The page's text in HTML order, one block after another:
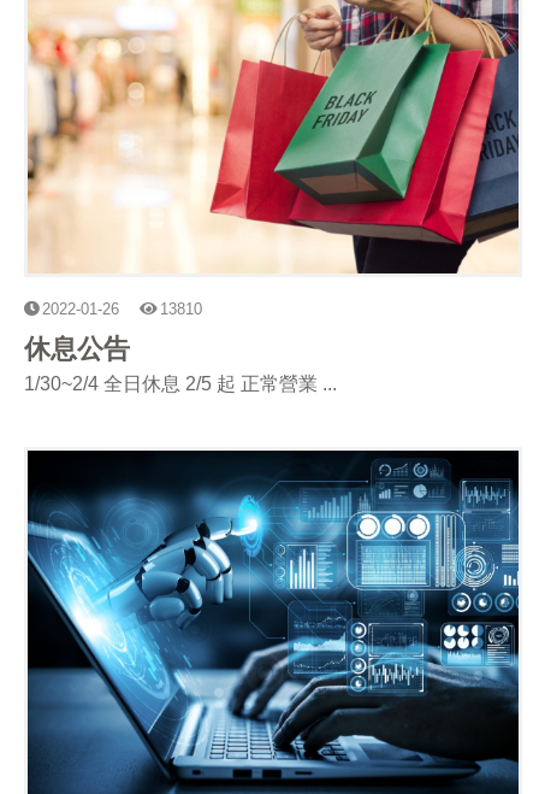
2022-01-26 13810
休息公告
1/30~2/4 全日休息 2/5 起 正常營業 ...